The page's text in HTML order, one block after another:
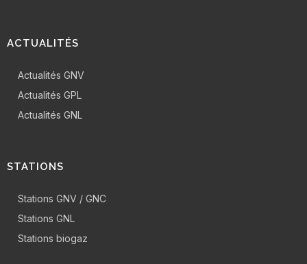
ACTUALITÉS
Actualités GNV
Actualités GPL
Actualités GNL
STATIONS
Stations GNV / GNC
Stations GNL
Stations biogaz